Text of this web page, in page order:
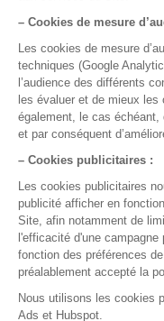
Assistance
Bien
Facturer
Gérer mon
Me
Optimiser